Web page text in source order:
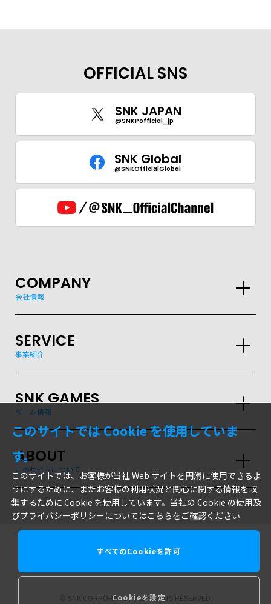
OFFICIAL SNS
SNK JAPAN
@SNKPofficial_jp
SNK Global
@SNKOfficialGlobal
COMPANY
会社情報
SERVICE
事業紹介
SNK GAMES
ゲーム情報
ABOUT
このサイトについて
© SNK CORPORATION ALL RIGHTS RESERVED.
このサイトでは Cookie を使用していま
す。
このサイトでは、お客様が当社 Web サイトを円滑に使用できるよ
うにするために、またお客様の利用状況と関心に関する情報を収
集するために Cookie を使用しています。当社の Cookie の使用及
びプライバシーポリシーについてはこちらをご確認ください
すべてのCookieを許可
Cookieを設定